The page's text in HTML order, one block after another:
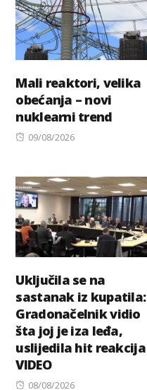
Mali reaktori, velika
obećanja – novi
nuklearni trend
Posted
09/08/2026
Uključila se na
sastanak iz kupatila:
Gradonačelnik vidio
šta joj je iza leđa,
uslijedila hit reakcija
VIDEO
Posted
08/08/2026